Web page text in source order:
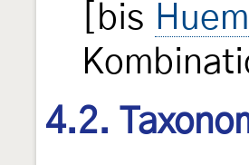
[bis
4.2.